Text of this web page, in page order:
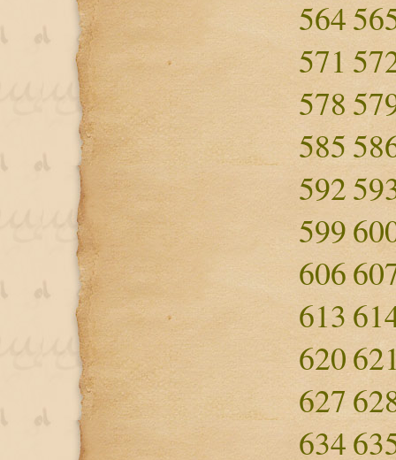
564
571
578
585
592
599
606
613
620
627
634